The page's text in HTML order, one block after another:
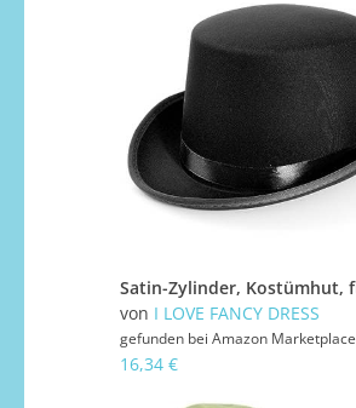
von I LOVE FANCY DRESS
gefunden bei Amazon Marketplace
16,34 €